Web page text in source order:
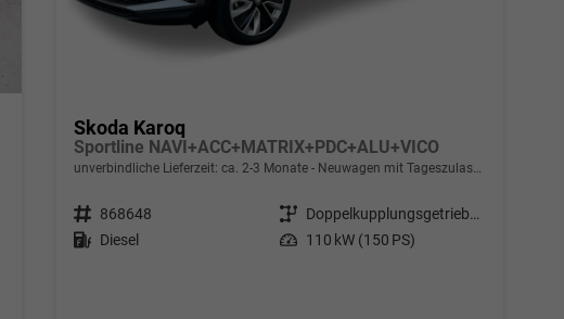
Skoda Karoq
Sportline NAVI+ACC+MATRIX+PDC+ALU+VICO
unverbindliche Lieferzeit: ca. 2-3 Monate Neuwagen mit Tageszulassung
Fahrzeugnr. 868648 Getriebe
Doppelkupplungsgetriebe (DSG)
Kraftstoff Diesel Leistung 110 kW (150 PS)